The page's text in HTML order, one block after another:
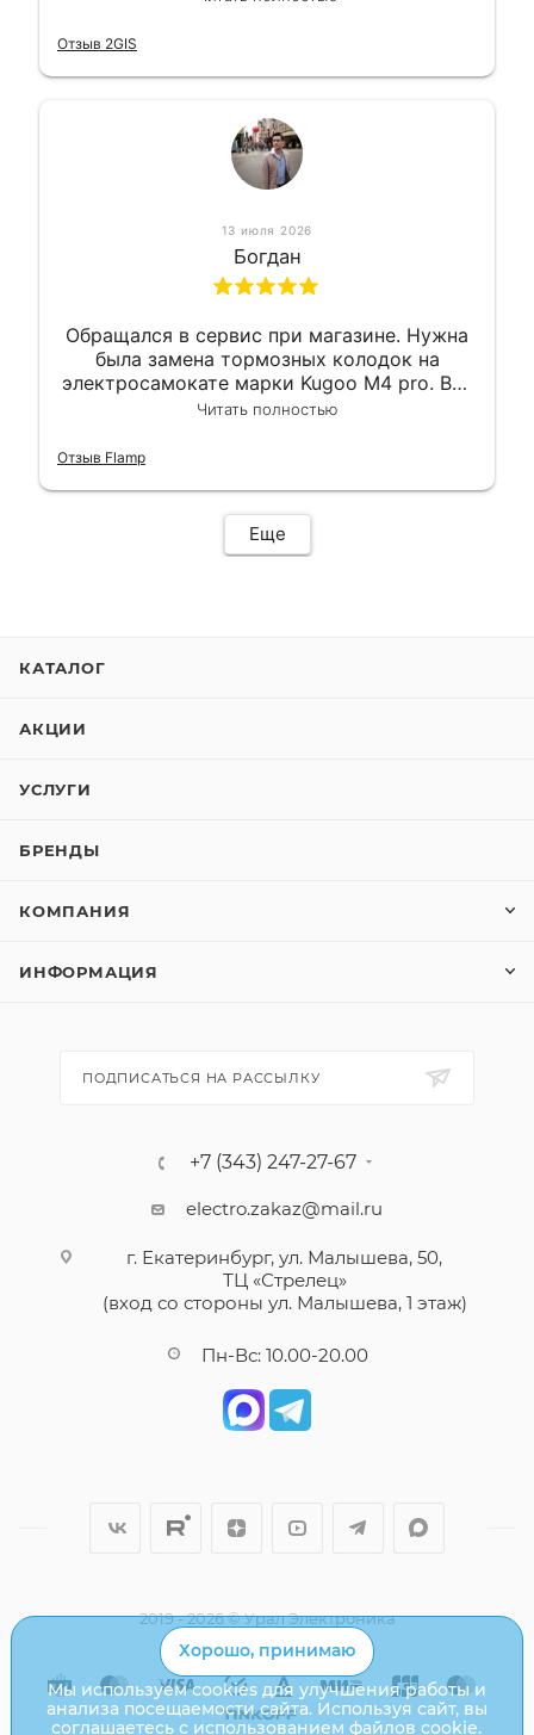
гарантии, поэтому и обратился в этот
Отзыв 2GIS
13 июля 2026
Богдан
Обращался в сервис при магазине. Нужна
была замена тормозных колодок на
электросамокате марки Kugoo M4 pro. Всё
сделали в лучшем виде и в максимально
гарантии, поэтому и обратился в этот
Читать полностью
Отзыв Flamp
Еще
КАТАЛОГ
АКЦИИ
УСЛУГИ
БРЕНДЫ
КОМПАНИЯ
ИНФОРМАЦИЯ
ПОДПИСАТЬСЯ НА РАССЫЛКУ
+7 (343) 247-27-67
electro.zakaz@mail.ru
г. Екатеринбург, ул. Малышева, 50,
ТЦ «Стрелец»
(вход со стороны ул. Малышева, 1 этаж)
Пн-Вс: 10.00-20.00
2019 - 2026 © Урал Электроника
Мы используем cookies для улучшения работы и
анализа посещаемости сайта. Используя сайт, вы
соглашаетесь с использованием файлов cookie.
Хорошо, принимаю